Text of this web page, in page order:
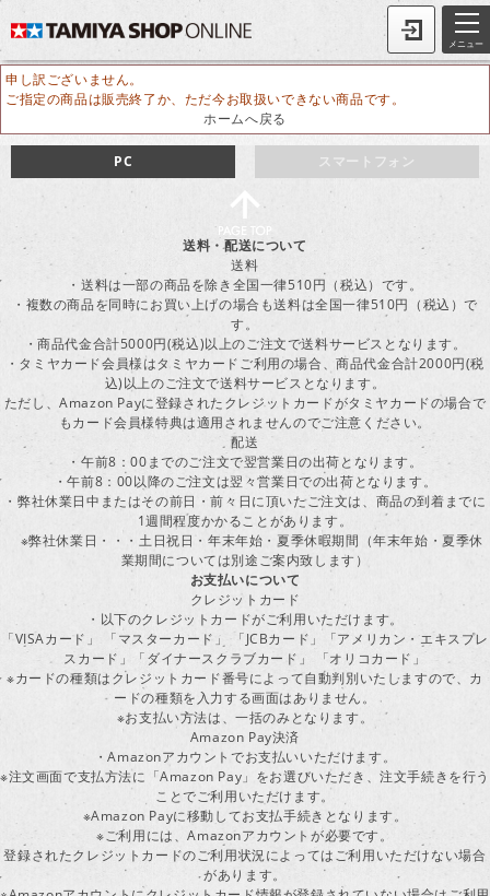
メニュー
申し訳ございません。
ご指定の商品は販売終了か、ただ今お取扱いできない商品です。
ホームへ戻る
スマートフォン
PC
送料・配送について
送料
・送料は一部の商品を除き全国一律510円（税込）です。
・複数の商品を同時にお買い上げの場合も送料は全国一律510円（税込）で
す。
・商品代金合計5000円(税込)以上のご注文で送料サービスとなります。
・タミヤカード会員様はタミヤカードご利用の場合、商品代金合計2000円(税
込)以上のご注文で送料サービスとなります。
ただし、Amazon Payに登録されたクレジットカードがタミヤカードの場合で
もカード会員様特典は適用されませんのでご注意ください。
配送
・午前8：00までのご注文で翌営業日の出荷となります。
・午前8：00以降のご注文は翌々営業日での出荷となります。
・弊社休業日中またはその前日・前々日に頂いたご注文は、商品の到着までに
1週間程度かかることがあります。
※弊社休業日・・・土日祝日・年末年始・夏季休暇期間（年末年始・夏季休
業期間については別途ご案内致します）
お支払いについて
クレジットカード
・以下のクレジットカードがご利用いただけます。
「VISAカード」 「マスターカード」 「JCBカード」「アメリカン・エキスプレ
スカード」「ダイナースクラブカード」 「オリコカード」
※カードの種類はクレジットカード番号によって自動判別いたしますので、カ
ードの種類を入力する画面はありません。
※お支払い方法は、一括のみとなります。
Amazon Pay決済
・Amazonアカウントでお支払いいただけます。
※注文画面で支払方法に「Amazon Pay」をお選びいただき、注文手続きを行う
ことでご利用いただけます。
※Amazon Payに移動してお支払手続きとなります。
※ご利用には、Amazonアカウントが必要です。
登録されたクレジットカードのご利用状況によってはご利用いただけない場合
があります。